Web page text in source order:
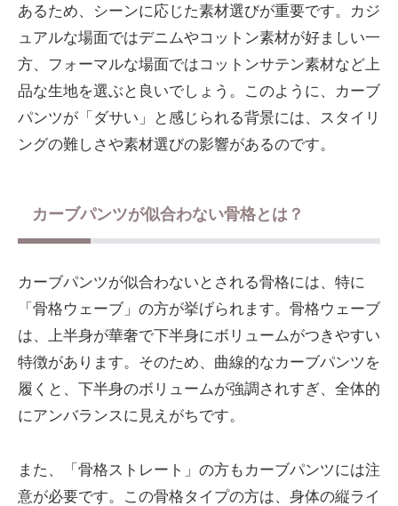
あるため、シーンに応じた素材選びが重要です。カジ
ュアルな場面ではデニムやコットン素材が好ましい一
方、フォーマルな場面ではコットンサテン素材など上
品な生地を選ぶと良いでしょう。このように、カーブ
パンツが「ダサい」と感じられる背景には、スタイリ
ングの難しさや素材選びの影響があるのです。
カーブパンツが似合わない骨格とは？
カーブパンツが似合わないとされる骨格には、特に
「骨格ウェーブ」の方が挙げられます。骨格ウェーブ
は、上半身が華奢で下半身にボリュームがつきやすい
特徴があります。そのため、曲線的なカーブパンツを
履くと、下半身のボリュームが強調されすぎ、全体的
にアンバランスに見えがちです。
また、「骨格ストレート」の方もカーブパンツには注
意が必要です。この骨格タイプの方は、身体の縦ライ